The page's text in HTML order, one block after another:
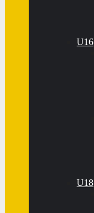
U16
U18